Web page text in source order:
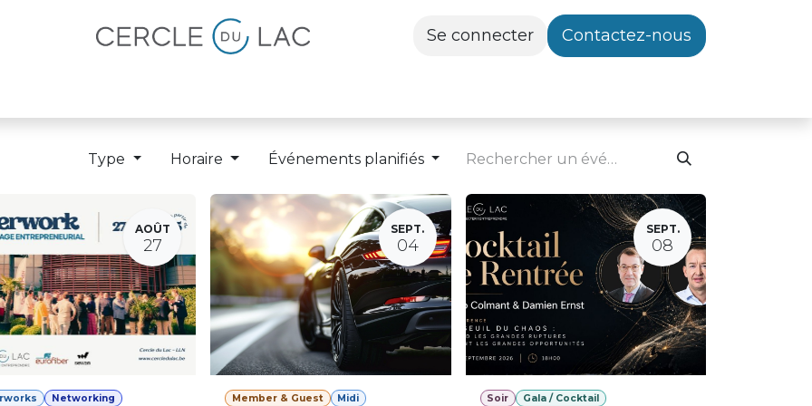
Se connecter Contactez-nous
Type Horaire Événements planifiés
AOÛT
27
Networking
SEPT.
04
Member & Guest
Midi
SEPT.
08
Soir Gala / Cocktail